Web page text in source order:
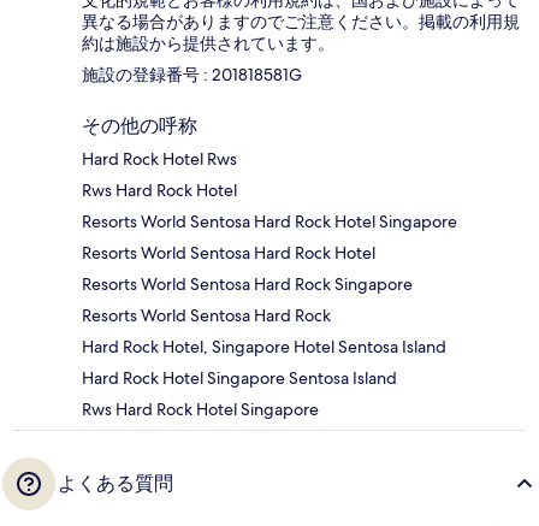
異なる場合がありますのでご注意ください。掲載の利用規
約は施設から提供されています。
施設の登録番号 : 201818581G
その他の呼称
Hard Rock Hotel Rws
Rws Hard Rock Hotel
Resorts World Sentosa Hard Rock Hotel Singapore
Resorts World Sentosa Hard Rock Hotel
Resorts World Sentosa Hard Rock Singapore
Resorts World Sentosa Hard Rock
Hard Rock Hotel, Singapore Hotel Sentosa Island
Hard Rock Hotel Singapore Sentosa Island
Rws Hard Rock Hotel Singapore
よくある質問